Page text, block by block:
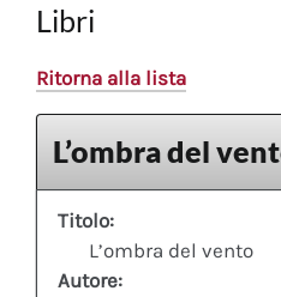
Libri
Ritorna alla lista
L’ombra del
Titolo:
L’ombra del vento
Autore: